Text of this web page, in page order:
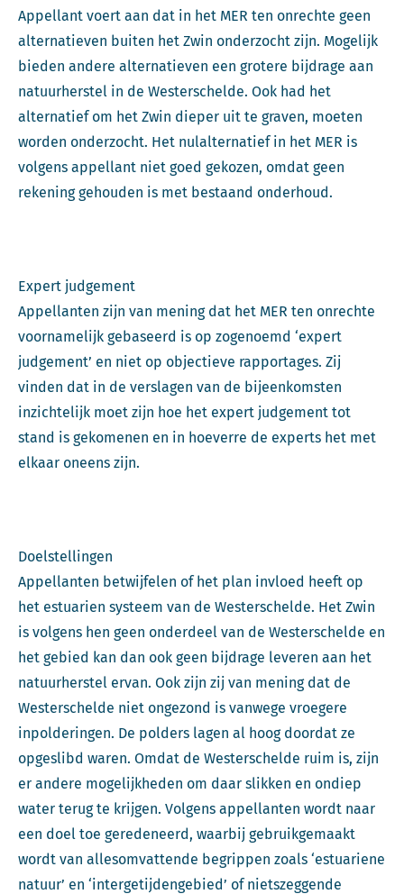
Appellant voert aan dat in het MER ten onrechte geen
alternatieven buiten het Zwin onderzocht zijn. Mogelijk
bieden andere alternatieven een grotere bijdrage aan
natuurherstel in de Westerschelde. Ook had het
alternatief om het Zwin dieper uit te graven, moeten
worden onderzocht. Het nulalternatief in het MER is
volgens appellant niet goed gekozen, omdat geen
rekening gehouden is met bestaand onderhoud.
Expert judgement
Appellanten zijn van mening dat het MER ten onrechte
voornamelijk gebaseerd is op zogenoemd ‘expert
judgement’ en niet op objectieve rapportages. Zij
vinden dat in de verslagen van de bijeenkomsten
inzichtelijk moet zijn hoe het expert judgement tot
stand is gekomenen en in hoeverre de experts het met
elkaar oneens zijn.
Doelstellingen
Appellanten betwijfelen of het plan invloed heeft op
het estuarien systeem van de Westerschelde. Het Zwin
is volgens hen geen onderdeel van de Westerschelde en
het gebied kan dan ook geen bijdrage leveren aan het
natuurherstel ervan. Ook zijn zij van mening dat de
Westerschelde niet ongezond is vanwege vroegere
inpolderingen. De polders lagen al hoog doordat ze
opgeslibd waren. Omdat de Westerschelde ruim is, zijn
er andere mogelijkheden om daar slikken en ondiep
water terug te krijgen. Volgens appellanten wordt naar
een doel toe geredeneerd, waarbij gebruikgemaakt
wordt van allesomvattende begrippen zoals ‘estuariene
natuur’ en ‘intergetijdengebied’ of nietszeggende